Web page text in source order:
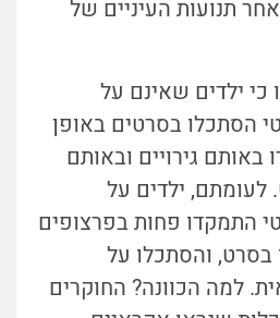
תנועות העיניים של
ילדים שאינם על
הסתכלו בסרטים באופן
גירויים ובאותם
ילדים על
התמקדו פחות בפרצופים
והסתכלו על
למה הכוונה? החוקרים